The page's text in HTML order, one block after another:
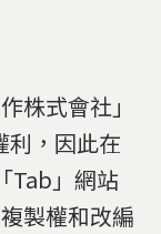
株式會社」
利，因此在
Tab」網站
製權和改編